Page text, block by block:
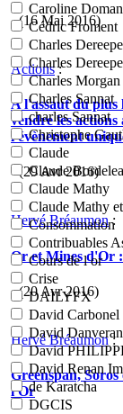
Caroline
Cédric Froment
Charles
Charles
Charles Morgan
Charles Sannat
charles Sannat
Christophe
Claude
Claude
Claude Mathy
Claude Mathy
Consommation
Contribuables
Cours de l or
Crise
DAILYFX
David Carbonel
David
David
David Renan
de Karatcha
DGCIS
- (16 Mai 2016)
Actions:
A l'assaut du plus
vendre les
l'évènement
- (29 Avr 2016)
Hervé Bréaumon:
Or et Mines d'Or
- (20 Avr 2016)
Hervé Bréaumon:
Greenspan,
l'Or